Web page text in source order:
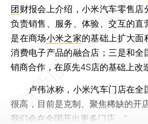
团 财报会上介绍，小米汽车零售店
负责销售、服务、体验、交互的直
是在商场小米之家的基础上扩大面
消费电子产品的融合店；三是和全
销商合作，在原先4S店的基础上改
卢伟冰称，小米汽车门店在全
很高，目前是克制、聚焦稀缺的开
我们会在全国开出更多门店。”